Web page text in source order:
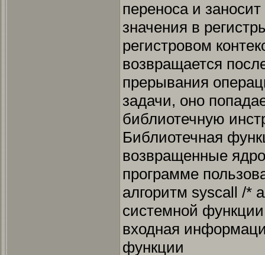
переноса и
значения в
регистровом
возвращается
прерывания
задачи, оно
библиотечную
Библиотечная
возвращенные
программе
алгоритм syscall /*
системной
входная
функции